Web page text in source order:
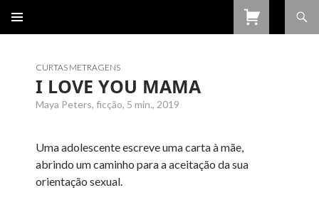
CONTEÚDO
CURTAS METRAGENS
I LOVE YOU MAMA
Maya Peters, ficção, 5 min., 2019
Uma adolescente escreve uma carta à mãe,
abrindo um caminho para a aceitação da sua
orientação sexual.